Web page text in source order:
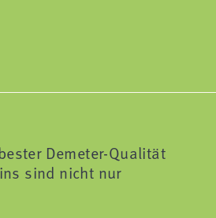
Demeter-Qualität
sind nicht nur